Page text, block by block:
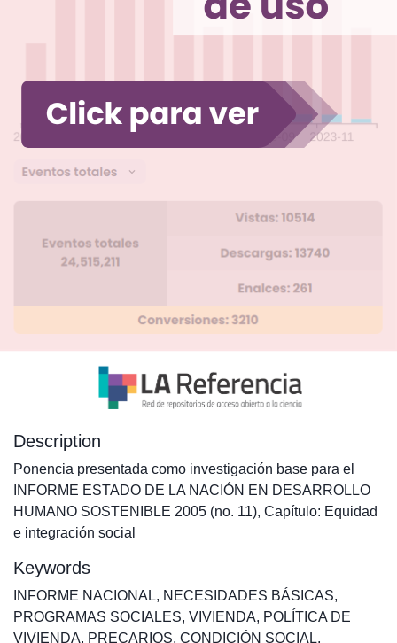
Description
Ponencia presentada como investigación base para el
INFORME ESTADO DE LA NACIÓN EN DESARROLLO
HUMANO SOSTENIBLE 2005 (no. 11), Capítulo: Equidad
e integración social
Keywords
INFORME NACIONAL, NECESIDADES BÁSICAS,
PROGRAMAS SOCIALES, VIVIENDA, POLÍTICA DE
VIVIENDA, PRECARIOS, CONDICIÓN SOCIAL,